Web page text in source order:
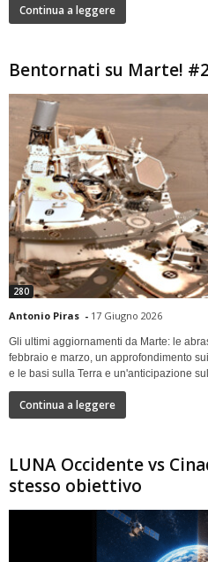
Continua a leggere
Bentornati su Marte!
280
Antonio Piras - 17 Giugno 2026
Gli ultimi aggiornamenti da Marte: le
febbraio e marzo, un approfondimento
e le basi sulla Terra e un'anticipazione
Continua a leggere
LUNA Occidente vs
stesso obiettivo